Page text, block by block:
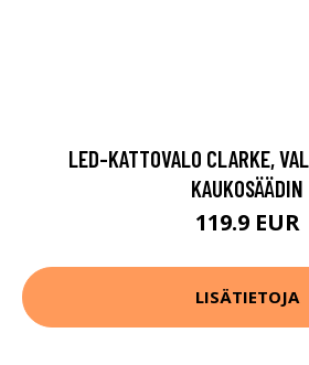
LED-KATTOVALO CLARKE,
KAUKOSÄÄDIN
119.9 EUR
LISÄTIETOJA